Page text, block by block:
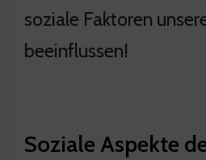
soziale Faktoren
beeinflussen!
Soziale Aspekte